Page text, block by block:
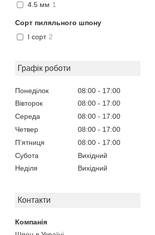
4.5 мм 1
Сорт пиляльного шпону
I сорт 2
Графік роботи
Понеділок 08:00
17:00
Вівторок
08:00
17:00
Середа
08:00
17:00
Четвер
08:00
17:00
Пʼятниця
08:00
17:00
Субота
Вихідний
Неділя
Вихідний
Контакти